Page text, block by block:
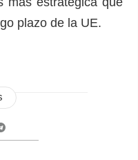
plazo de la UE.